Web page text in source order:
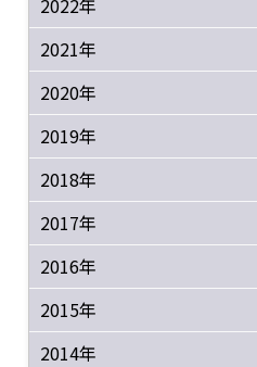
2022年
2021年
2020年
2019年
2018年
2017年
2016年
2015年
2014年